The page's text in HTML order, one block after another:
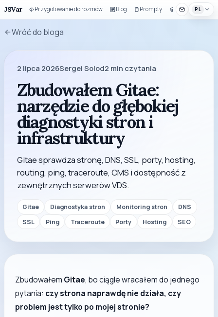
JSVar Przygotowanie do rozmów Blog Prompty Zestaw UI
PL
Wróć do bloga
2 lipca 2026Sergei Solod2 min czytania
Zbudowałem Gitae:
narzędzie do głębokiej
diagnostyki stron i
infrastruktury
Gitae sprawdza stronę, DNS, SSL, porty, hosting,
routing, ping, traceroute, CMS i dostępność z
zewnętrznych serwerów VDS.
Gitae Diagnostyka stron Monitoring stron
DNS
SSL
Ping Traceroute Porty Hosting SEO
Zbudowałem Gitae, bo ciągle wracałem do jednego
pytania: czy strona naprawdę nie działa, czy
problem jest tylko po mojej stronie?